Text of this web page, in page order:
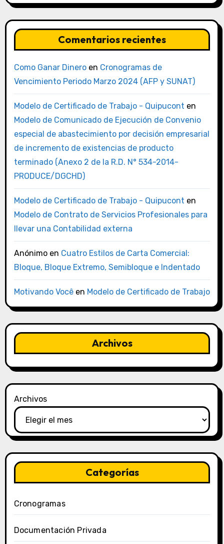
Comentarios recientes
Como Ganar Dineroen Cronogramas de
Vencimiento Periodo Marzo 2024 (AFP y SUNAT)
Modelo de Certificado de Trabajo - Quipucont en
Modelo de Comunicado de Ejecución de Convenio
especial de abastecimiento por decisión empresarial
de incremento de existencias de producto
terminado (Anexo 2 de la R.D. N° 534-2014-
PRODUCE/DGCHD)
Modelo de Certificado de Trabajo - Quipucont en
Modelo de Contrato de Servicios Profesionales para
llevar una Contabilidad externa
Anónimoen Cuatro Estilos de Carta Comercial:
Bloque, Bloque Extremo, Semibloque e Indentado
Motivando Vocêen Modelo de Certificado de Trabajo
Archivos
Archivos
Categorías
Cronogramas
Documentación Privada